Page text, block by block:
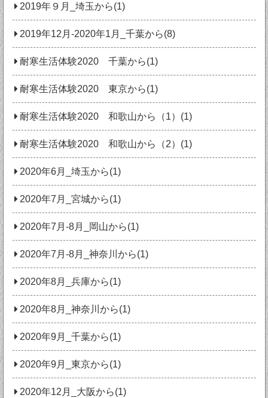
2019年９月_埼玉から(1)
2019年12月-2020年1月_千葉から(8)
耐寒生活体験2020 千葉から(1)
耐寒生活体験2020 東京から(1)
耐寒生活体験2020 和歌山から（1）(1)
耐寒生活体験2020 和歌山から（2）(1)
2020年6月_埼玉から(1)
2020年7月_宮城から(1)
2020年7月‐8月_岡山から(1)
2020年7月‐8月_神奈川から(1)
2020年8月_兵庫から(1)
2020年8月_神奈川から(1)
2020年9月_千葉から(1)
2020年9月_東京から(1)
2020年12月_大阪から(1)